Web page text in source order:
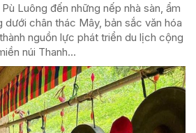
Luông đến những nếp nhà sàn, ẩm
chân thác Mây, bản sắc văn hóa
nguồn lực phát triển du lịch cộng
núi Thanh...